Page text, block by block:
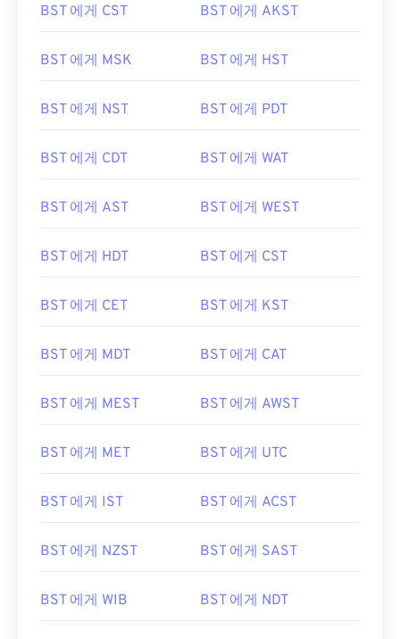
BST 에게 CST BST 에게 AKST
BST 에게 MSK BST 에게 HST
BST 에게 NST BST 에게 PDT
BST 에게 CDT BST 에게 WAT
BST 에게 AST BST 에게 WEST
BST 에게 HDT BST 에게 CST
BST 에게 CET BST 에게 KST
BST 에게 MDT BST 에게 CAT
BST 에게 MEST BST 에게 AWST
BST 에게 MET BST 에게 UTC
BST 에게 IST BST 에게 ACST
BST 에게 NZST BST 에게 SAST
BST 에게 WIB BST 에게 NDT